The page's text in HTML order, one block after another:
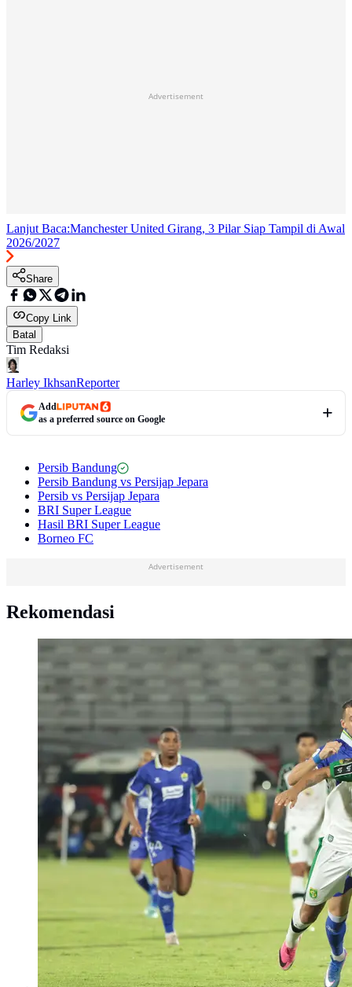
Advertisement
Lanjut Baca:Manchester United Girang, 3 Pilar Siap Tampil di Awal
2026/2027
Share
Copy Link
Batal
Tim Redaksi
Harley IkhsanReporter
Add
as a preferred source on Google
Persib Bandung
Persib Bandung vs Persijap Jepara
Persib vs Persijap Jepara
BRI Super League
Hasil BRI Super League
Borneo FC
Advertisement
Rekomendasi